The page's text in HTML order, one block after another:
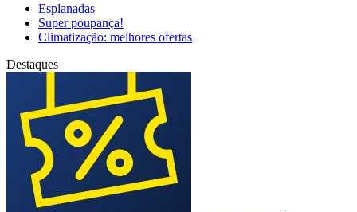
Esplanadas
Super poupança!
Climatização: melhores ofertas
Destaques